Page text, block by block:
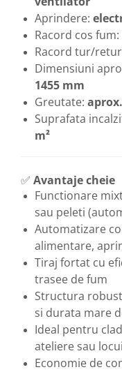
Aprindere:
Racord cos fum:
Racord tur/
Dimensiuni
1455 mm
Greutate:
Suprafata
m²
✅ Avantaje cheie
Functionare
sau peleti
Automatizare
alimentare,
Tiraj fortat cu
trasee de fum
Structura
si durata mare
Ideal pentru
ateliere sau
Economie de